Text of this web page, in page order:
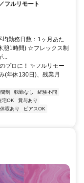
フルリモート
勤務日数：1ヶ月あた
憩1時間) ☆フレックス制
...
プロに！ ✨フルリモー
(年休130日)、残業月
制 転勤なし
経験不問
宅OK
賞与あり
暇あり
ピアスOK